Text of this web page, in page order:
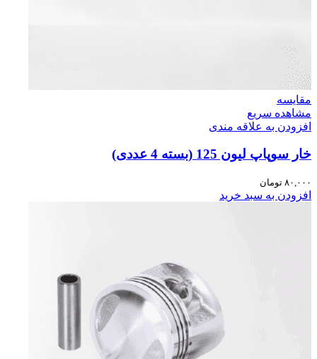
مقایسه
مشاهده سریع
افزودن به علاقه مندی
خار سوپاپ لیون 125 (بسته 4 عددی)
۸۰,۰۰۰ تومان
افزودن به سبد خرید